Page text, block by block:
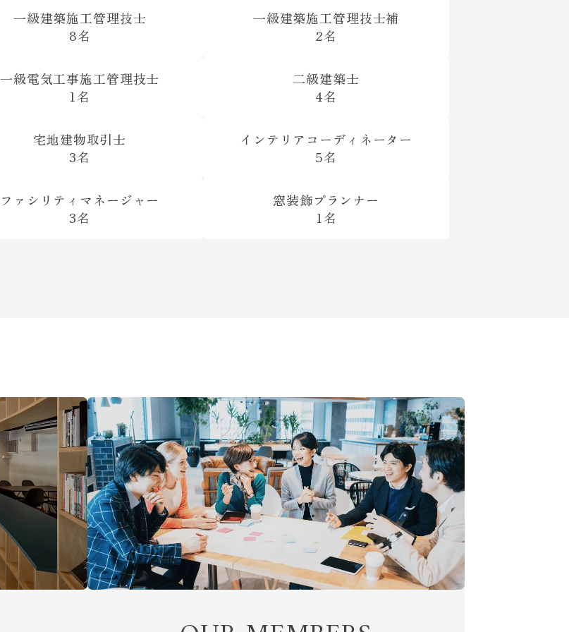
一級建築施工管理技士
8名
一級建築施工管理技士補
2名
一級電気工事施工管理技士
1名
二級建築士
4名
宅地建物取引士
3名
インテリアコーディネーター
5名
ファシリティマネージャー
3名
窓装飾プランナー
1名